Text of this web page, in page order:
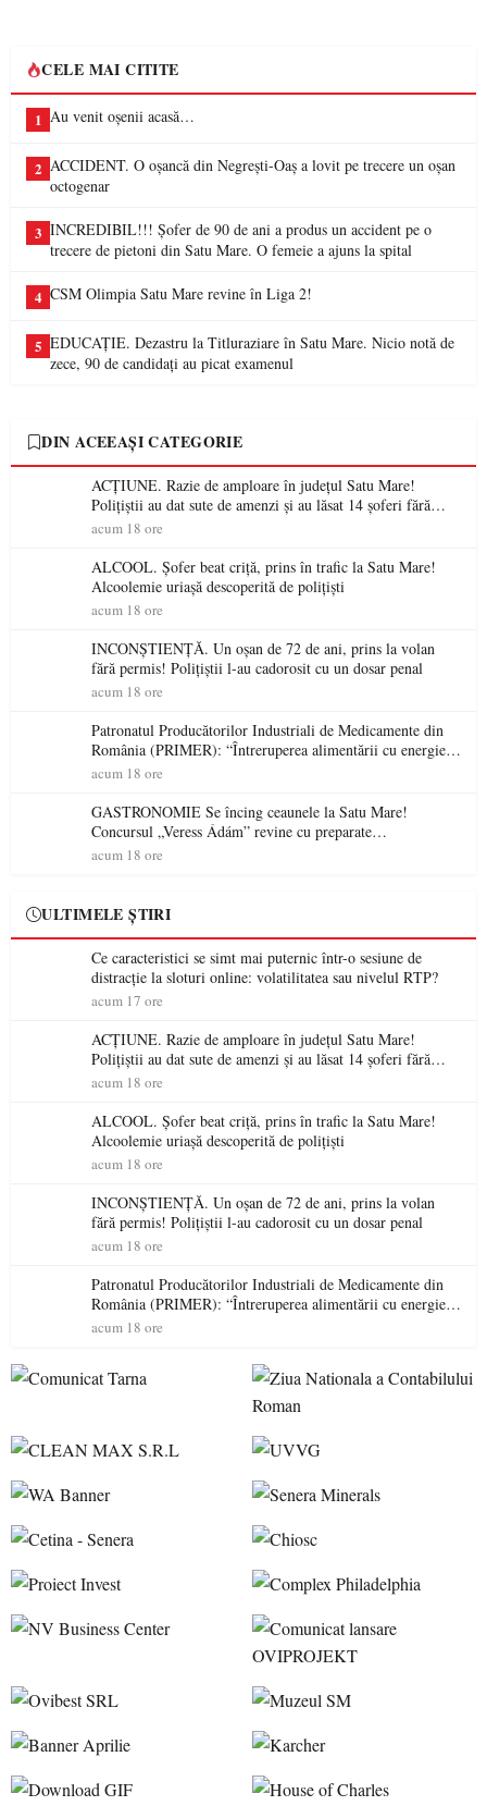
CELE MAI CITITE
1 Au venit oșenii acasă…
2 ACCIDENT. O oșancă din Negrești-Oaș a lovit pe trecere un oșan
octogenar
3 INCREDIBIL!!! Șofer de 90 de ani a produs un accident pe o
trecere de pietoni din Satu Mare. O femeie a ajuns la spital
4 CSM Olimpia Satu Mare revine în Liga 2!
5 EDUCAȚIE. Dezastru la Titluraziare în Satu Mare. Nicio notă de
zece, 90 de candidați au picat examenul
DIN ACEEAȘI CATEGORIE
ACȚIUNE. Razie de amploare în județul Satu Mare!
Polițiștii au dat sute de amenzi și au lăsat 14 șoferi fără
permis într-o singură zi
acum 18 ore
ALCOOL. Șofer beat criță, prins în trafic la Satu Mare!
Alcoolemie uriașă descoperită de polițiști
acum 18 ore
INCONȘTIENȚĂ. Un oșan de 72 de ani, prins la volan
fără permis! Polițiștii l-au cadorosit cu un dosar penal
acum 18 ore
Patronatul Producătorilor Industriali de Medicamente din
România (PRIMER): “Întreruperea alimentării cu energie
electrică a fabricilor de medicamente va pune în pericol
acum 18 ore
GASTRONOMIE Se încing ceaunele la Satu Mare!
Concursul „Veress Ádám” revine cu preparate
spectaculoase, premii și un jurat de renume
acum 18 ore
ULTIMELE ȘTIRI
Ce caracteristici se simt mai puternic într-o sesiune de
distracție la sloturi online: volatilitatea sau nivelul RTP?
acum 17 ore
ACȚIUNE. Razie de amploare în județul Satu Mare!
Polițiștii au dat sute de amenzi și au lăsat 14 șoferi fără
permis într-o singură zi
acum 18 ore
ALCOOL. Șofer beat criță, prins în trafic la Satu Mare!
Alcoolemie uriașă descoperită de polițiști
acum 18 ore
INCONȘTIENȚĂ. Un oșan de 72 de ani, prins la volan
fără permis! Polițiștii l-au cadorosit cu un dosar penal
acum 18 ore
Patronatul Producătorilor Industriali de Medicamente din
România (PRIMER): “Întreruperea alimentării cu energie
electrică a fabricilor de medicamente va pune în pericol
acum 18 ore